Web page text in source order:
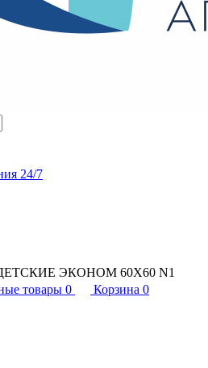
24/7
ЭКОНОМ 60Х60 N1
товары 0 Корзина 0